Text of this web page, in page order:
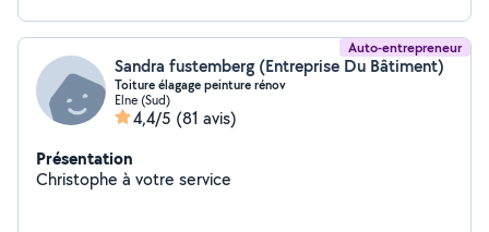
Auto-entrepreneur
Sandra fustemberg (Entreprise Du Bâtiment)
Toiture élagage peinture rénov
Elne (Sud)
4,4/5 (81 avis)
Présentation
Christophe à votre service